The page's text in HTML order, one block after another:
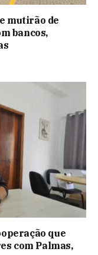
mutirão de
bancos,
que
com Palmas,